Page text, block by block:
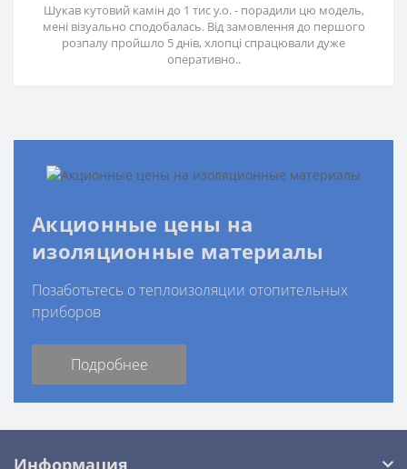
Шукав кутовий камін до 1 тис у.о. - порадили цю модель,
мені візуально сподобалась. Від замовлення до першого
розпалу пройшло 5 днів, хлопці спрацювали дуже
оперативно..
Акционные цены на
изоляционные материалы
Позаботьтесь о теплоизоляции отопительных
приборов
Подробнее
Информация